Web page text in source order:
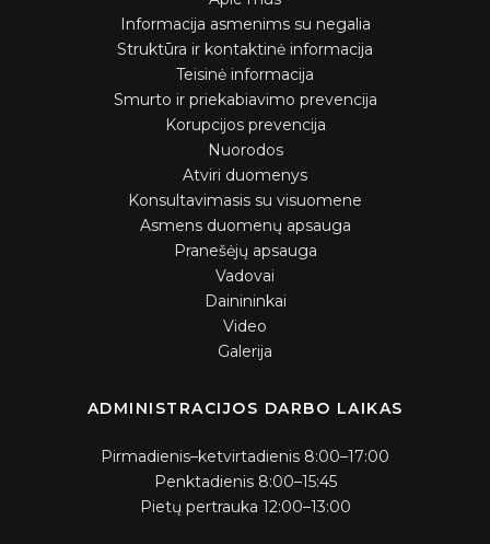
Informacija asmenims su negalia
Struktūra ir kontaktinė informacija
Teisinė informacija
Smurto ir priekabiavimo prevencija
Korupcijos prevencija
Nuorodos
Atviri duomenys
Konsultavimasis su visuomene
Asmens duomenų apsauga
Pranešėjų apsauga
Vadovai
Dainininkai
Video
Galerija
ADMINISTRACIJOS DARBO LAIKAS
Pirmadienis–ketvirtadienis 8:00–17:00
Penktadienis 8:00–15:45
Pietų pertrauka 12:00–13:00